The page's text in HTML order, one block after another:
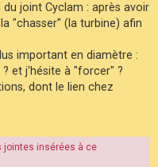
joint Cyclam : après avoir
"chasser" (la turbine) afin
important en diamètre :
et j'hésite à "forcer" ?
dont le lien chez
jointes insérées à ce